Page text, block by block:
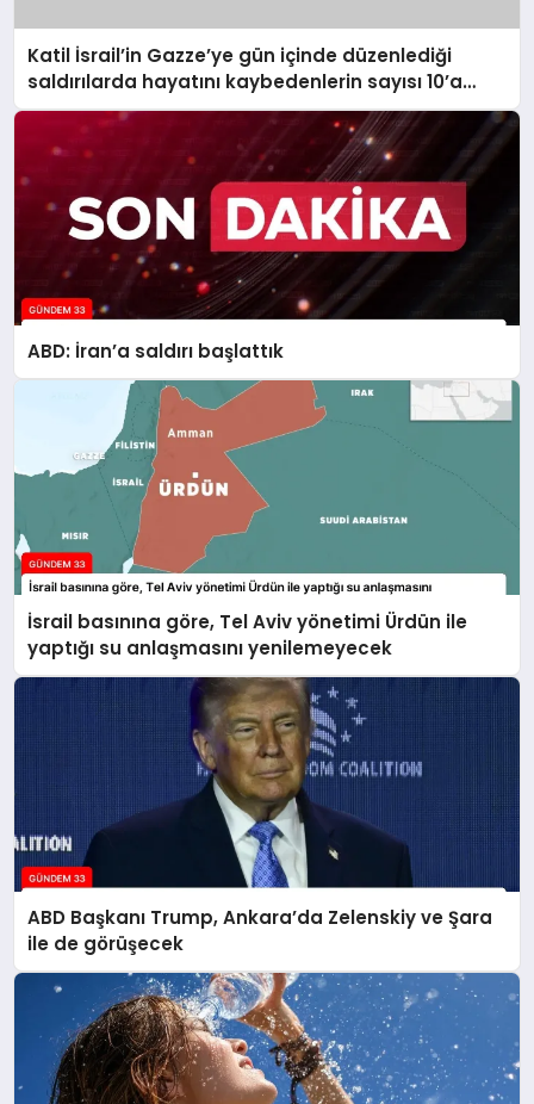
Katil İsrail’in Gazze’ye gün içinde düzenlediği
saldırılarda hayatını kaybedenlerin sayısı 10’a
yükseldi
ABD: İran’a saldırı başlattık
İsrail basınına göre, Tel Aviv yönetimi Ürdün ile
yaptığı su anlaşmasını yenilemeyecek
ABD Başkanı Trump, Ankara’da Zelenskiy ve Şara
ile de görüşecek